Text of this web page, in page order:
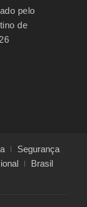
pelo
de
Segurança
Brasil